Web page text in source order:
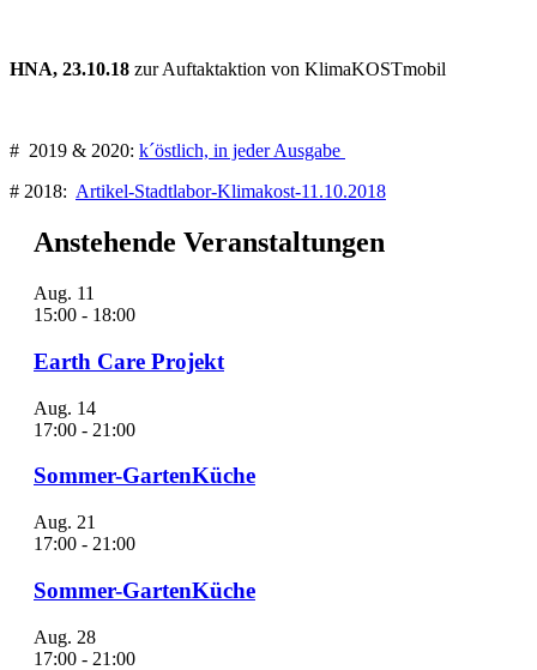
HNA, 23.10.18 zur Auftaktaktion von KlimaKOSTmobil
# 2019 & 2020: k´östlich, in jeder Ausgabe
# 2018: Artikel-Stadtlabor-Klimakost-11.10.2018
Anstehende Veranstaltungen
Aug. 11
15:00 - 18:00
Earth Care Projekt
Aug. 14
17:00 - 21:00
Sommer-GartenKüche
Aug. 21
17:00 - 21:00
Sommer-GartenKüche
Aug. 28
17:00 - 21:00